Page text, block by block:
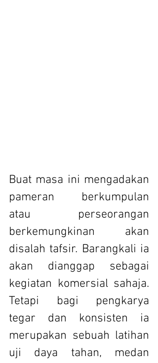
Buat masa ini mengadakan
pameran berkumpulan
atau perseorangan
berkemungkinan akan
disalah tafsir. Barangkali ia
akan dianggap sebagai
kegiatan komersial sahaja.
Tetapi bagi pengkarya
tegar dan konsisten ia
merupakan sebuah latihan
uji daya tahan, medan